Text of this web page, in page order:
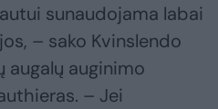
sunaudojama labai
– sako Kvinslendo
augalų auginimo
– Jei